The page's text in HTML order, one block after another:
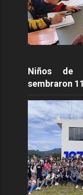
Niños de
sembraron